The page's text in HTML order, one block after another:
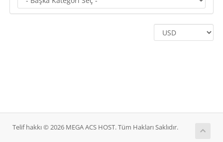
Telif hakkı © 2026 MEGA ACS HOST. Tüm Hakları Saklıdır.